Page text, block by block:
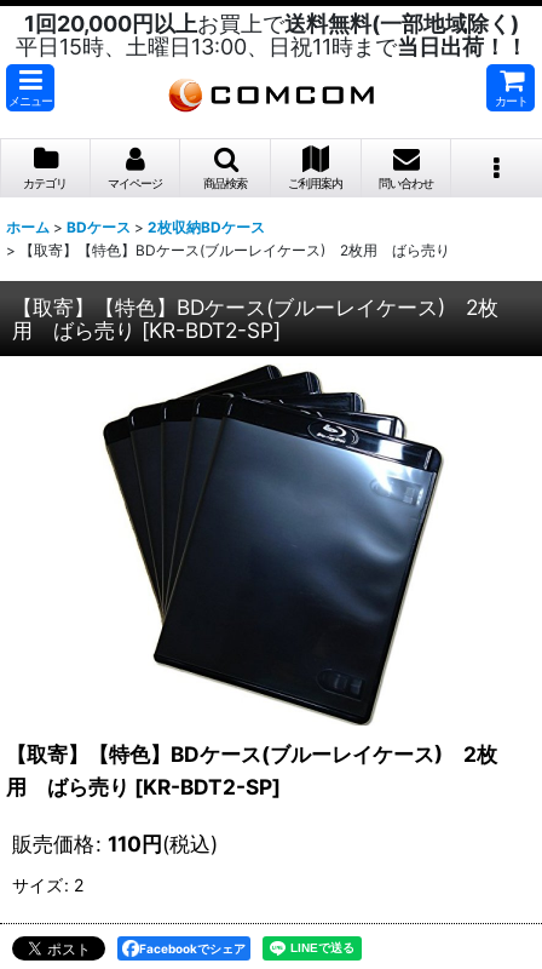
1回20,000円以上お買上で送料無料(一部地域除く)
平日15時、土曜日13:00、日祝11時まで当日出荷！！
メニュー カート
カテゴリ マイページ 商品検索 ご利用案内 問い合わせ
ホーム > BDケース > 2枚収納BDケース
>
【取寄】【特色】BDケース(ブルーレイケース) 2枚用 ばら売り
【取寄】【特色】BDケース(ブルーレイケース) 2枚
用 ばら売り [KR-BDT2-SP]
【取寄】【特色】BDケース(ブルーレイケース) 2枚
用 ばら売り [KR-BDT2-SP]
販売価格: 110円(税込)
サイズ: 2
Facebookでシェア